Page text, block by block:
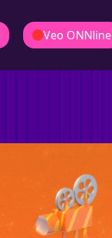
Veo ONNline